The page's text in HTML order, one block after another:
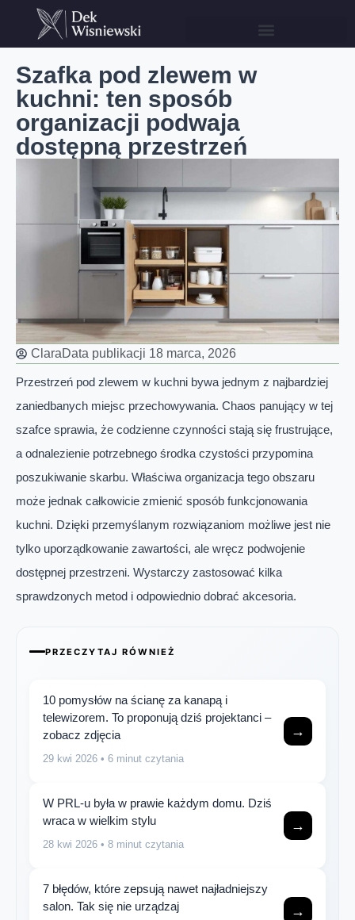
Szafka pod zlewem w
kuchni: ten sposób
organizacji podwaja
dostępną przestrzeń
ClaraData publikacji 18 marca, 2026
Przestrzeń pod zlewem w kuchni bywa jednym z najbardziej
zaniedbanych miejsc przechowywania. Chaos panujący w tej
szafce sprawia, że codzienne czynności stają się frustrujące,
a odnalezienie potrzebnego środka czystości przypomina
poszukiwanie skarbu. Właściwa organizacja tego obszaru
może jednak całkowicie zmienić sposób funkcjonowania
kuchni. Dzięki przemyślanym rozwiązaniom możliwe jest nie
tylko uporządkowanie zawartości, ale wręcz podwojenie
dostępnej przestrzeni. Wystarczy zastosować kilka
sprawdzonych metod i odpowiednio dobrać akcesoria.
PRZECZYTAJ RÓWNIEŻ
10 pomysłów na ścianę za kanapą i
telewizorem. To proponują dziś projektanci –
zobacz zdjęcia
29 kwi 2026 • 6 minut czytania
→
W PRL-u była w prawie każdym domu. Dziś
wraca w wielkim stylu
28 kwi 2026 • 8 minut czytania
→
7 błędów, które zepsują nawet najładniejszy
salon. Tak się nie urządzaj
→